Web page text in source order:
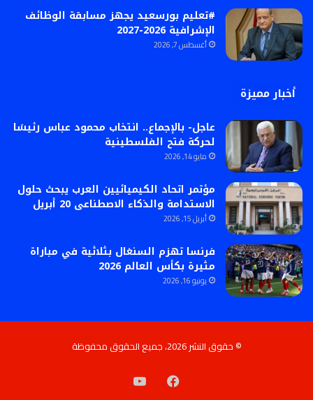
#تعليم بورسعيد يجهز مسابقة الوظائف
الإشرافية 2026-2027
أغسطس 7, 2026
أخبار مميزة
عاجل- بالإجماع.. انتخاب محمود عباس رئيسًا
لحركة فتح الفلسطينية
مايو 14, 2026
مؤتمر اتحاد الكيميائيين العرب يبحث حلول
الاستدامة والذكاء الاصطناعى 20 أبريل
أبريل 15, 2026
فرنسا تهزم السنغال بثلاثية في مباراة
مثيرة بكأس العالم 2026
يونيو 16, 2026
© حقوق النشر 2026، جميع الحقوق محفوظة
فيسبوك‫YouTube